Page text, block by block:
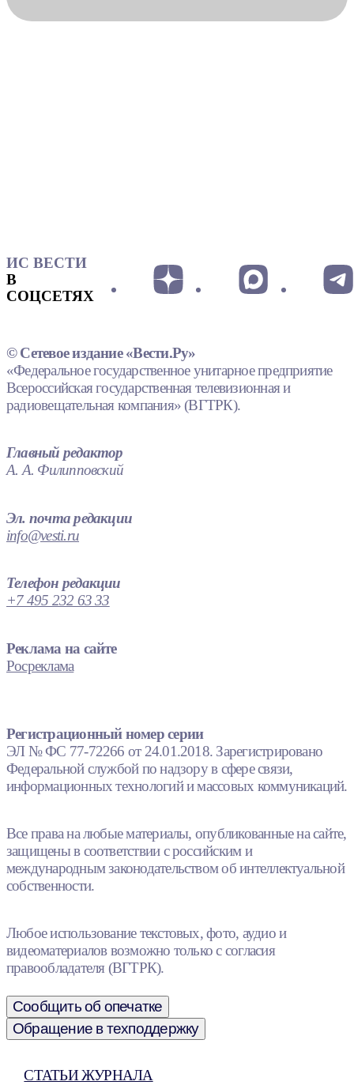
ИС ВЕСТИ
В
СОЦСЕТЯХ
© Сетевое издание «Вести.Ру»
«Федеральное государственное унитарное предприятие
Всероссийская государственная телевизионная и
радиовещательная компания» (ВГТРК).
Главный редактор
А. А. Филипповский
Эл. почта редакции
info@vesti.ru
Телефон редакции
+7 495 232 63 33
Реклама на сайте
Росреклама
Регистрационный номер серии
ЭЛ № ФС 77-72266 от 24.01.2018. Зарегистрировано
Федеральной службой по надзору в сфере связи,
информационных технологий и массовых коммуникаций.
Все права на любые материалы, опубликованные на сайте,
защищены в соответствии с российским и
международным законодательством об интеллектуальной
собственности.
Любое использование текстовых, фото, аудио и
видеоматериалов возможно только с согласия
правообладателя (ВГТРК).
Сообщить об опечатке
Обращение в техподдержку
СТАТЬИ ЖУРНАЛА